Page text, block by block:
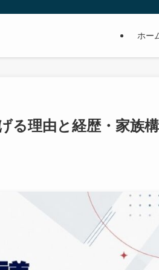
ホー
る理由と経歴・家族構